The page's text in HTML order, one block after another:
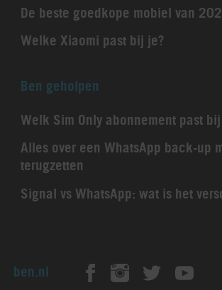
De beste goedkope mobiel van
Welke Xiaomi past bij je?
Ben geholpen
Welk Sim Only abonnement past
Alles over een WhatsApp back-up
terugzetten
Signal vs WhatsApp: wat is het
ben.nl